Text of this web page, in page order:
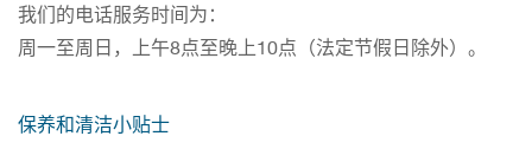
我们的电话服务时间为：
周一至周日，上午8点至晚上10点（法定节假日除外）。
保养和清洁小贴士